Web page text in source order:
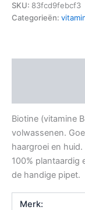
SKU: 83fcd9febcf3
Categorieën:
Biotine (vitamine
volwassenen.
haargroei en
100% plantaardig
de handige pipet.
Merk: